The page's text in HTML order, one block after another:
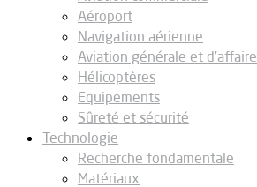
Aéroport
Navigation aérienne
Aviation générale et d’affaire
Hélicoptères
Equipements
Sûreté et sécurité
Technologie
Recherche fondamentale
Matériaux